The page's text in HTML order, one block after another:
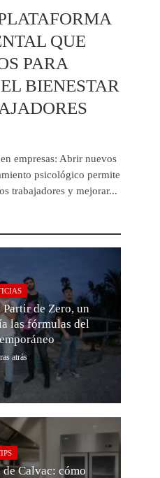
QUE
PARA
BIENESTAR
empresas: Abrir nuevos
psicológico permite
trabajadores y mejorar...
de Zero, un
las fórmulas del
atrás
Calvac: cómo